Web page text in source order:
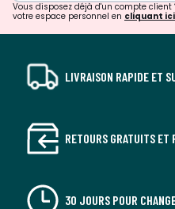
Vous disposez déjà d'un compte
votre espace personnel en cliquant ici
LIVRAISON RAPIDE ET
RETOURS GRATUITS ET
30 JOURS POUR